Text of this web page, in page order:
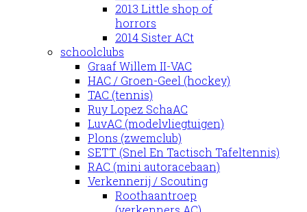
2013 Little shop of
horrors
2014 Sister ACt
schoolclubs
Graaf Willem II-VAC
HAC / Groen-Geel (hockey)
TAC (tennis)
Ruy Lopez SchaAC
LuvAC (modelvliegtuigen)
Plons (zwemclub)
SETT (Snel En Tactisch Tafeltennis)
RAC (mini autoracebaan)
Verkennerij / Scouting
Roothaantroep